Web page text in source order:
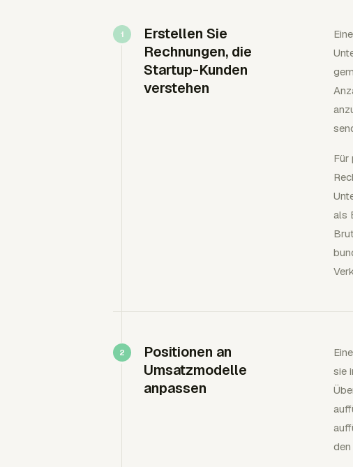
Erstellen Sie
Rechnungen, die
Startup-Kunden
verstehen
Für
als
Positionen an
Umsatzmodelle
anpassen
sie